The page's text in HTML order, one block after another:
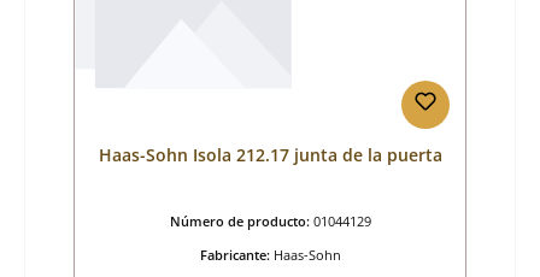
Haas-Sohn Isola 212.17 junta de la puerta
Número de producto: 01044129
Fabricante: Haas-Sohn